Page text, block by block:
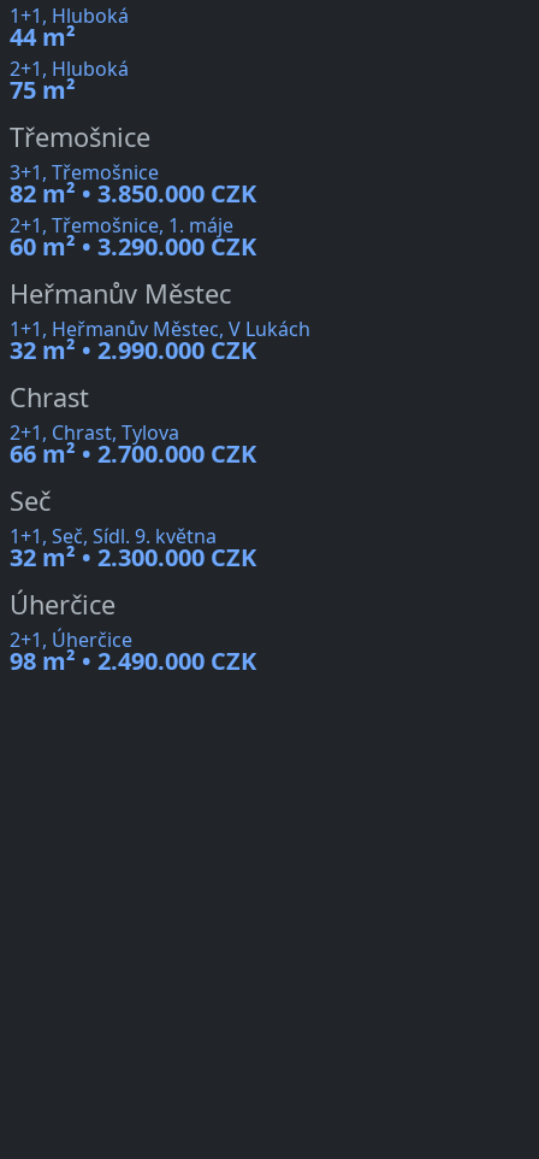
1+1, Hluboká
44 m²
2+1, Hluboká
75 m²
Třemošnice
3+1, Třemošnice
82 m² • 3.850.000 CZK
2+1, Třemošnice, 1. máje
60 m² • 3.290.000 CZK
Heřmanův Městec
1+1, Heřmanův Městec, V Lukách
32 m² • 2.990.000 CZK
Chrast
2+1, Chrast, Tylova
66 m² • 2.700.000 CZK
Seč
1+1, Seč, Sídl. 9. května
32 m² • 2.300.000 CZK
Úherčice
2+1, Úherčice
98 m² • 2.490.000 CZK